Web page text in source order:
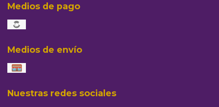
Medios de pago
Medios de envío
Nuestras redes sociales